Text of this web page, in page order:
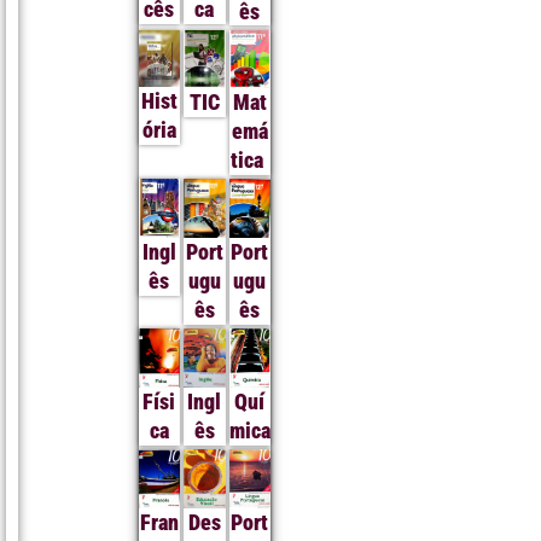
cês
ca
ês
Hist
ória
TIC Mat
emá
tica
Ingl
ês
Port
ugu
ês
Port
ugu
ês
Físi
ca
Ingl
ês
Quí
mica
Fran Des Port